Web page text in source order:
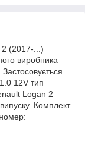
(2017-...)
виробника
Застосовується
12V тип
Logan 2
Комплект